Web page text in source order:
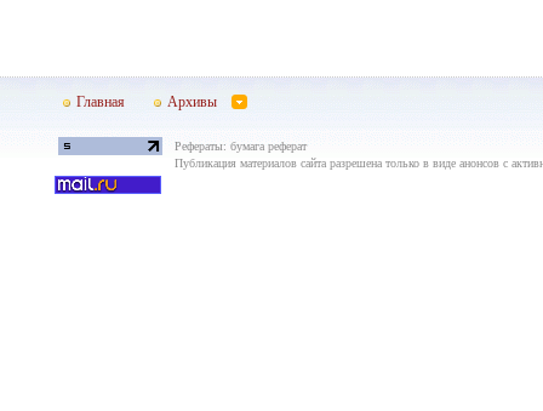
Главная Архивы
Рефераты: бумага реферат
Публикация материалов сайта разрешена только в виде анонсов с